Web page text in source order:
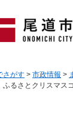
さがす > 市政情報 >
るさとクリスマス